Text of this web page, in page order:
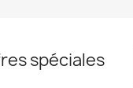
spéciales